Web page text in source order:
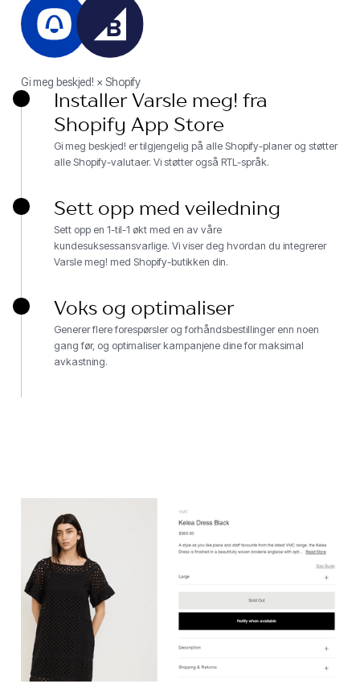
Gi meg beskjed! × Shopify
Installer Varsle meg! fra
Shopify App Store
Gi meg beskjed! er tilgjengelig på alle Shopify-planer og støtter
alle Shopify-valutaer. Vi støtter også RTL-språk.
Sett opp med veiledning
Sett opp en 1-til-1 økt med en av våre
kundesuksessansvarlige. Vi viser deg hvordan du integrerer
Varsle meg! med Shopify-butikken din.
Voks og optimaliser
Generer flere forespørsler og forhåndsbestillinger enn noen
gang før, og optimaliser kampanjene dine for maksimal
avkastning.